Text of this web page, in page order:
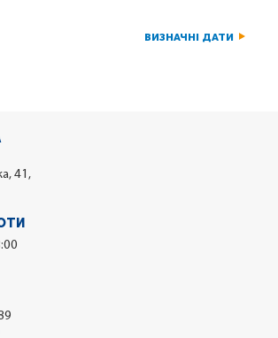
ВИЗНАЧНІ ДАТИ
41,